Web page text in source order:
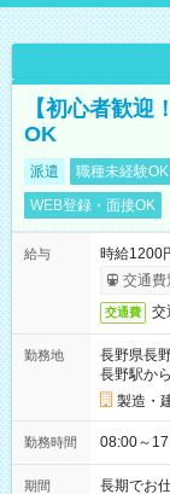
【初心者歓迎
OK
派遣 職種未経験OK
WEB登録・面接OK
給与
時給1200
交通費
交通費 交
勤務地
長野県長
長野駅か
製造・
勤務時間 08:00～
期間 長期でお